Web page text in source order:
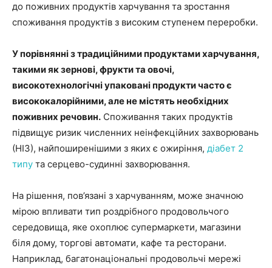
до поживних продуктів харчування та зростання
споживання продуктів з високим ступенем переробки.
У порівнянні з традиційними продуктами харчування,
такими як зернові, фрукти та овочі,
високотехнологічні упаковані продукти часто є
висококалорійними, але не містять необхідних
поживних речовин. Споживання таких продуктів
підвищує ризик численних неінфекційних захворювань
(НІЗ), найпоширенішими з яких є ожиріння, діабет 2
типу та серцево-судинні захворювання.
На рішення, пов’язані з харчуванням, може значною
мірою впливати тип роздрібного продовольчого
середовища, яке охоплює супермаркети, магазини
біля дому, торгові автомати, кафе та ресторани.
Наприклад, багатонаціональні продовольчі мережі